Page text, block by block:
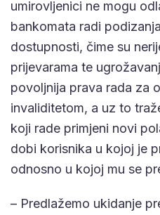
umirovljenici ne mogu
bankomata radi
dostupnosti, čime su
prijevarama te
povoljnija prava rada za
invaliditetom, a uz to
koji rade primjeni novi
dobi korisnika u kojoj je
odnosno u kojoj mu se
– Predlažemo ukidanje